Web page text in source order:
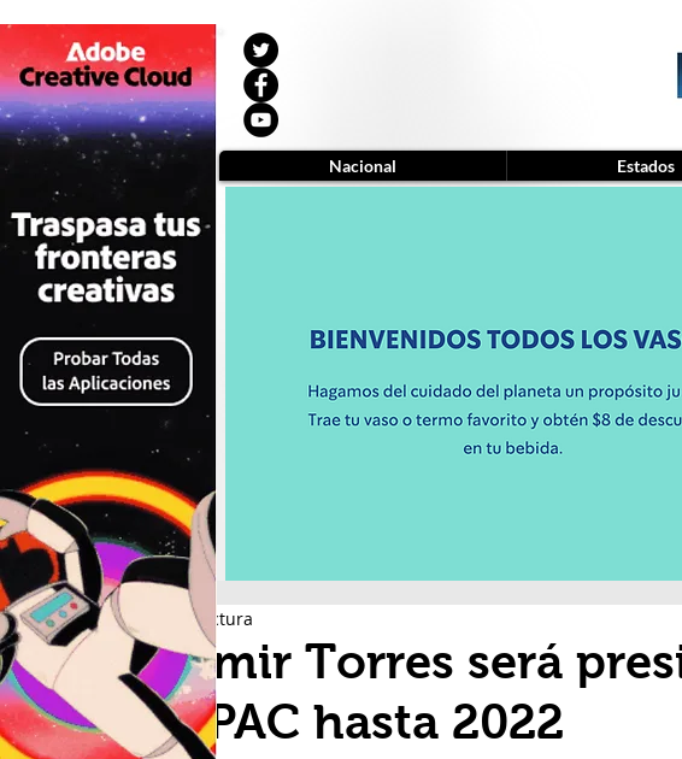
Aldimir Torres será
ANIPAC hasta 2022
3 min de lectura
Nacional Estados